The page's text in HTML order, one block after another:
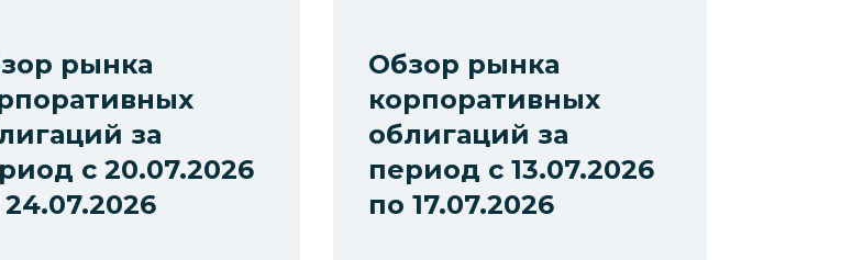
рынка
за
с 20.07.2026
Обзор рынка
корпоративных
облигаций за
период с 13.07.2026
по 17.07.2026